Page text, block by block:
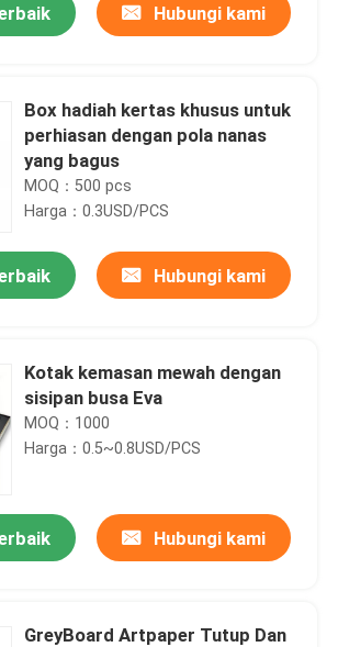
Hubungi kami
Box hadiah kertas khusus untuk
perhiasan dengan pola nanas
yang bagus
MOQ：500 pcs
Harga：0.3USD/PCS
Hubungi kami
Kotak kemasan mewah dengan
sisipan busa Eva
MOQ：1000
Harga：0.5~0.8USD/PCS
Hubungi kami
GreyBoard Artpaper Tutup Dan